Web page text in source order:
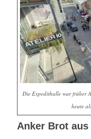
Die Expedithalle war früher
heute
Anker Brot